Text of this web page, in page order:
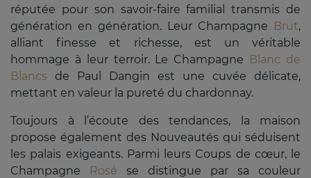
réputée pour son savoir-faire familial transmis de
génération en génération. Leur Champagne Brut,
alliant finesse et richesse, est un véritable
hommage à leur terroir. Le Champagne Blanc de
Blancs de Paul Dangin est une cuvée délicate,
mettant en valeur la pureté du chardonnay.
Toujours à l’écoute des tendances, la maison
propose également des Nouveautés qui séduisent
les palais exigeants. Parmi leurs Coups de cœur, le
Champagne
Rosé se distingue par sa couleur